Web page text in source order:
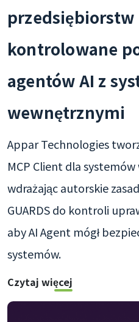
przedsiębiorstw
kontrolowane
agentów AI z
wewnętrznymi
Appar Technologies
MCP Client dla
wdrażając autorskie
GUARDS do kontroli
aby AI Agent mógł
systemów.
Czytaj więcej